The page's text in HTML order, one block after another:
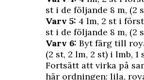
st i de följande 8 m, (2
Varv 5: 4 lm, 2 st i
st i de följande 8 m, (2
Varv 6: Byt färg till
(2 st, 2 lm, 2 st) i lmb,
Fortsätt att virka på
här ordningen: lila,